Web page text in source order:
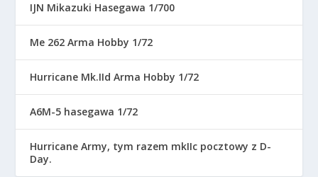
IJN Mikazuki Hasegawa 1/700
Me 262 Arma Hobby 1/72
Hurricane Mk.IId Arma Hobby 1/72
A6M-5 hasegawa 1/72
Hurricane Army, tym razem mkIIc pocztowy z D-
Day.